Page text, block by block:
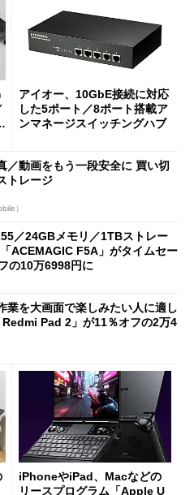
アイオー、10GbE接続に対応
した5ポート／8ポート搭載ア
ンマネージスイッチングハブ
／動画をもう一段安全に 買い切
トレージ
）
／24GBメモリ／1TBストレー
ACEMAGIC F5A」がタイムセー
の10万6998円に
業を大画面で楽しみたい人に適し
Pad 2」が11％オフの2万4
iPhoneやiPad、Macなどの
リースプログラム「Apple U